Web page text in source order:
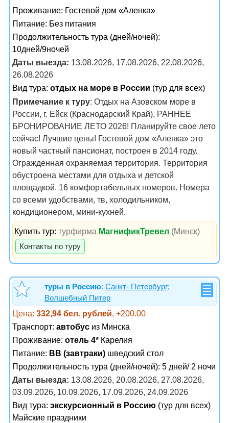
Проживание: Гостевой дом «Аленка»
Питание: Без питания
Продолжительность тура (дней/ночей):
10дней/9ночей
Даты выезда: 13.08.2026, 17.08.2026, 22.08.2026,
26.08.2026
Вид тура: отдых на море в России (тур для всех)
Примечание к туру: Отдых на Азовском море в
России, г. Ейск (Краснодарский Край), РАННЕЕ
БРОНИРОВАНИЕ ЛЕТО 2026! Планируйте свое лето
сейчас! Лучшие цены! Гостевой дом «Аленка» это
новый частный пансионат, построен в 2014 году.
Огражденная охраняемая территория. Территория
обустроена местами для отдыха и детской
площадкой. 16 комфортабельных номеров. Номера
со всеми удобствами, тв, холодильником,
кондиционером, мини-кухней.
Купить тур:турфирма МагнификТревел (Минск)
Контакты по туру
туры в Россию: Санкт- Петербург;
Волшебный Питер
Цена: 332,94 бел. рублей, +200.00
Транспорт: автобус из Минска
Проживание: отель 4* Карелия
Питание: BB (завтраки) шведский стол
Продолжительность тура (дней/ночей): 5 дней/ 2 ночи
Даты выезда: 13.08.2026, 20.08.2026, 27.08.2026,
03.09.2026, 10.09.2026, 17.09.2026, 24.09.2026
Вид тура: экскурсионный в Россию (тур для всех)
Майские праздники